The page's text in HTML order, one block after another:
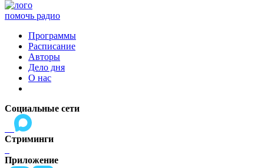
помочь радио
Программы
Расписание
Авторы
Дело дня
О нас
Социальные сети
Стриминги
Приложение